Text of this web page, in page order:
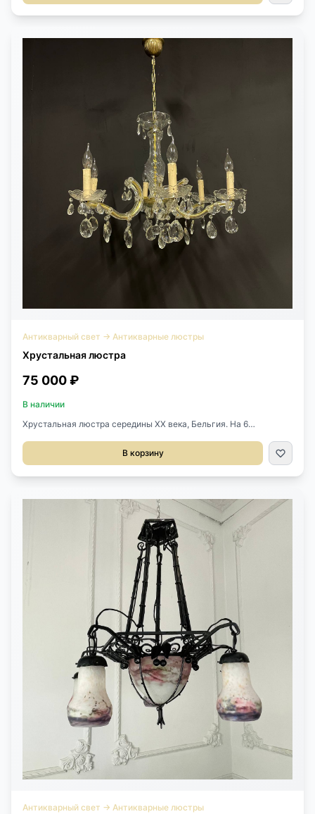
Антикварный свет → Антикварные люстры
Хрустальная люстра
75 000 ₽
В наличии
Хрустальная люстра середины XX века, Бельгия. На 6
Диаметр 70 см
В корзину
Антикварный свет → Антикварные люстры